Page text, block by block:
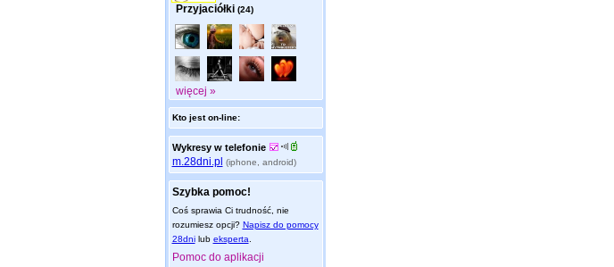
Przyjaciółki (24)
więcej »
Kto jest on-line:
Wykresy w telefonie
m.28dni.pl (iphone, android)
Szybka pomoc!
Coś sprawia Ci trudność, nie
rozumiesz opcji? Napisz do pomocy
28dnilub eksperta
Pomoc do aplikacji